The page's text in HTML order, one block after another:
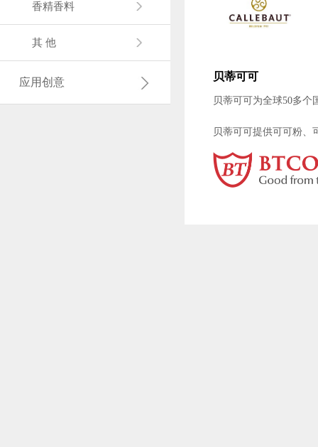
香精香料
其 他
应用创意 贝蒂可可
贝蒂可可为全球50多个
贝蒂可可提供可可粉、